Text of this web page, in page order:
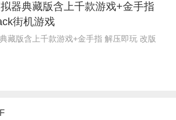
器典藏版含上千款游戏+金手指
街机游戏
藏版含上千款游戏+金手指 解压即玩 改版